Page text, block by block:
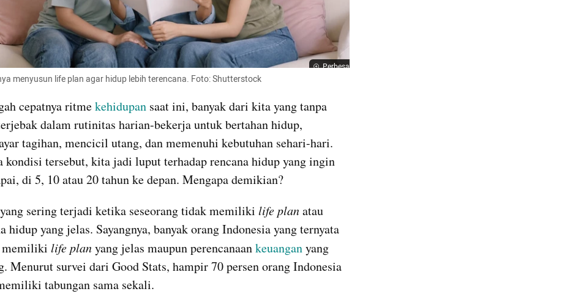
Perbesar
menyusun life plan agar hidup lebih terencana. Foto: Shutterstock
cepatnya ritme kehidupan saat ini, banyak dari kita yang tanpa
dalam rutinitas harian-bekerja untuk bertahan hidup,
tagihan, mencicil utang, dan memenuhi kebutuhan sehari-hari.
kondisi tersebut, kita jadi luput terhadap rencana hidup yang ingin
di 5, 10 atau 20 tahun ke depan. Mengapa demikian?
sering terjadi ketika seseorang tidak memiliki life plan atau
hidup yang jelas. Sayangnya, banyak orang Indonesia yang ternyata
memiliki life plan yang jelas maupun perencanaan keuangan yang
Menurut survei dari Good Stats, hampir 70 persen orang Indonesia
tabungan sama sekali.